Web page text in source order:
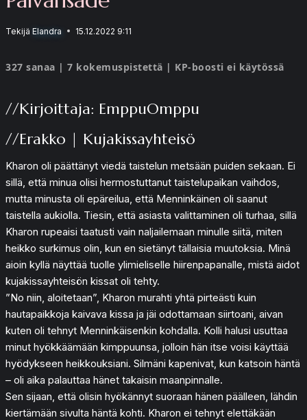
Tekijä Elandra 15.12.2022 9:11
327 sanaa | 7 kokemuspistettä | KP-boosti ei käytössä
//Kirjoittaja: EmppuOmppu
//Erakko | Kujakissayhteisö
Kharon oli päättänyt viedä taistelun metsään puiden sekaan. Ei
sillä, että minua olisi hermostuttanut taistelupaikan vaihdos,
mutta minusta oli epäreilua, että Menninkäinen oli saanut
taistella aukiolla. Tiesin, että asiasta valittaminen oli turhaa, sillä
Kharon rupeaisi taatusti vain naljailemaan minulle siitä, miten
heikko surkimus olin, kun en sietänyt tällaisia muutoksia. Minä
aioin kyllä näyttää tuolle ylimieliselle hiirenpapanalle, mistä aidot
kujakissayhteisön kissat oli tehty.
”No niin, aloitetaan”, Kharon murahti yhtä pirteästi kuin
hautapaikkoja kaivava kissa ja jäi odottamaan siirtoani, aivan
kuten oli tehnyt Menninkäisenkin kohdalla. Kolli halusi usuttaa
minut hyökkäämään kimppuunsa, jolloin hän itse voisi käyttää
hyödykseen heikkouksiani. Silmäni kapenivat, kun katsoin häntä
– oli aika palauttaa hänet takaisin maanpinnalle.
Sen sijaan, että olisin hyökännyt suoraan hänen päälleen, lähdin
kiertämään sivulta häntä kohti. Kharon ei tehnyt elettäkään